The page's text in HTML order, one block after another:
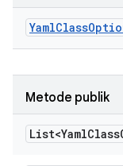
YamlClass
Metode publik
List<YamlClass